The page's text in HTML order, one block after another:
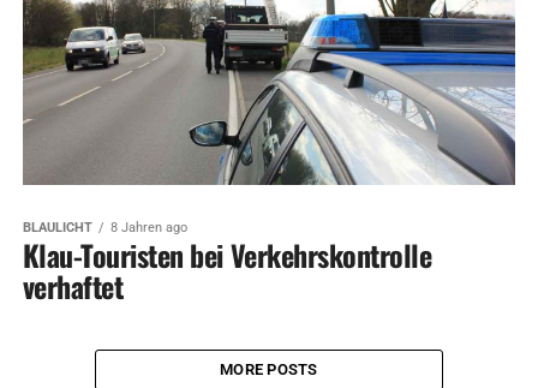
BLAULICHT 8 Jahren ago
Klau-Touristen bei Verkehrskontrolle
verhaftet
MORE POSTS